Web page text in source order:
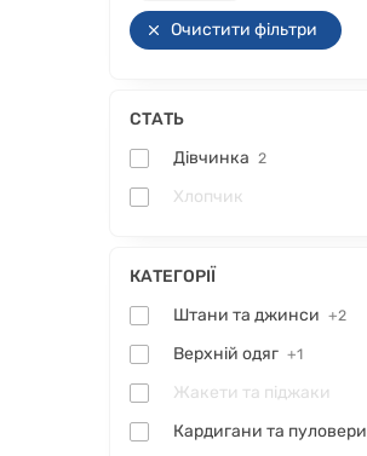
Очистити фільтри
СТАТЬ
Дівчинка 2
Хлопчик
КАТЕГОРІЇ
Штани та джинси +2
Верхній одяг +1
Жакети та піджаки
Кардигани та пуловери